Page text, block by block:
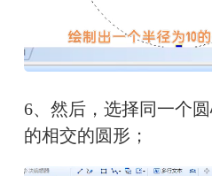
6、然后，选择同一个
的相交的圆形；